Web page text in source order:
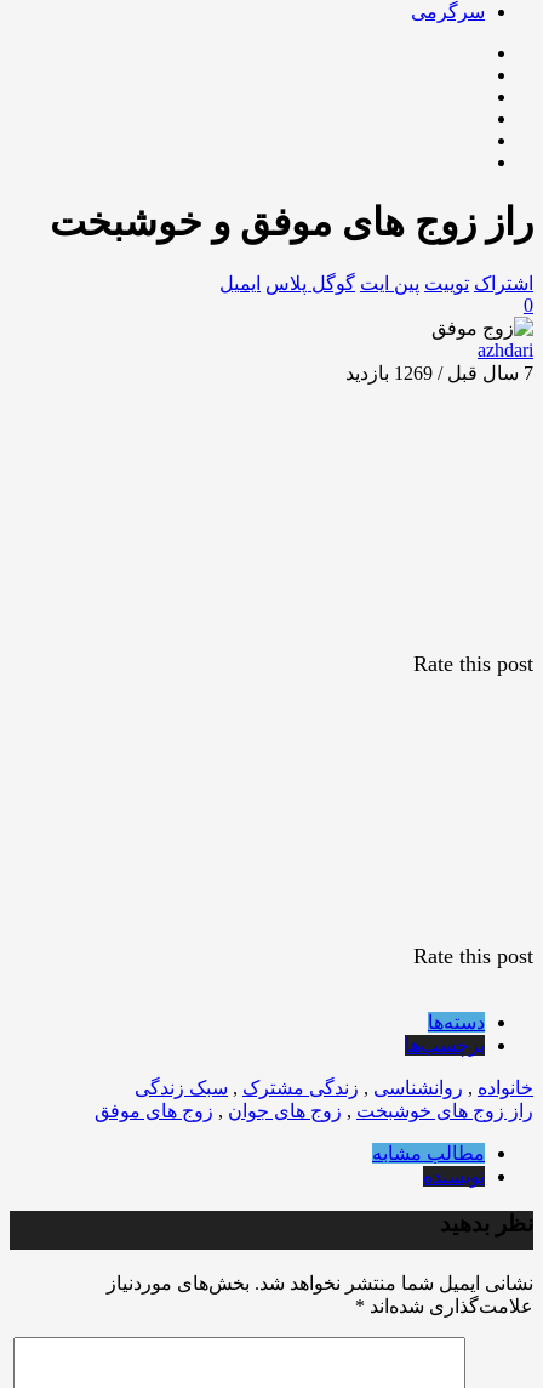
سرگرمی
راز زوج های موفق و خوشبخت
اشتراک توییت پین ایت گوگل‌ پلاس ایمیل
0
azhdari
7 سال قبل / 1269
بازدید
Rate this post
Rate this post
دسته‌ها
برچسب‌ها
خانواده , روانشناسی , زندگی مشترک , سبک زندگی
راز زوج های خوشبخت , زوج های جوان , زوج های موفق
مطالب مشابه
نویسنده
نظر بدهید
نشانی ایمیل شما منتشر نخواهد شد. بخش‌های موردنیاز
علامت‌گذاری شده‌اند *